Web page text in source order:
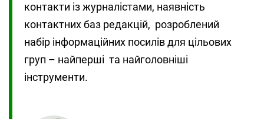
контакти із журналістами, наявність
контактних баз редакцій, розроблений
набір інформаційних посилів для цільових
груп – найперші та найголовніші
інструменти.